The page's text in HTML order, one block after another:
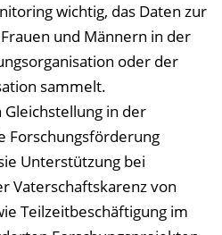
wichtig, das Daten zur
und Männern in der
oder der
sammelt.
in der
Forschungsförderung
Unterstützung bei
Vaterschaftskarenz von
Teilzeitbeschäftigung im